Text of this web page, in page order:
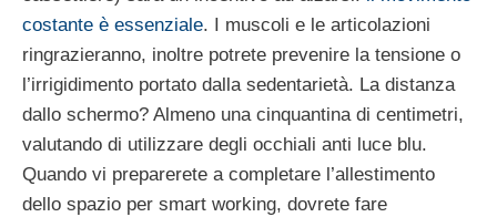
costante è essenziale. I muscoli e le articolazioni
ringrazieranno, inoltre potrete prevenire la tensione o
l’irrigidimento portato dalla sedentarietà. La distanza
dallo schermo? Almeno una cinquantina di centimetri,
valutando di utilizzare degli occhiali anti luce blu.
Quando vi preparerete a completare l’allestimento
dello spazio per smart working, dovrete fare